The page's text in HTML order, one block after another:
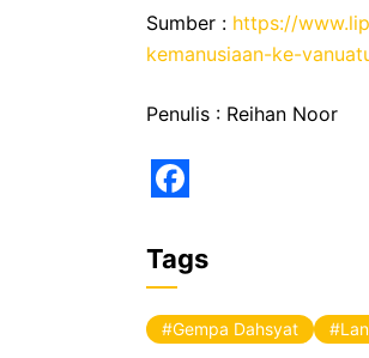
Sumber : https://
kemanusiaan-ke-
Penulis : Reihan Noor
a
c
e
Tags
Gempa Dahsyat